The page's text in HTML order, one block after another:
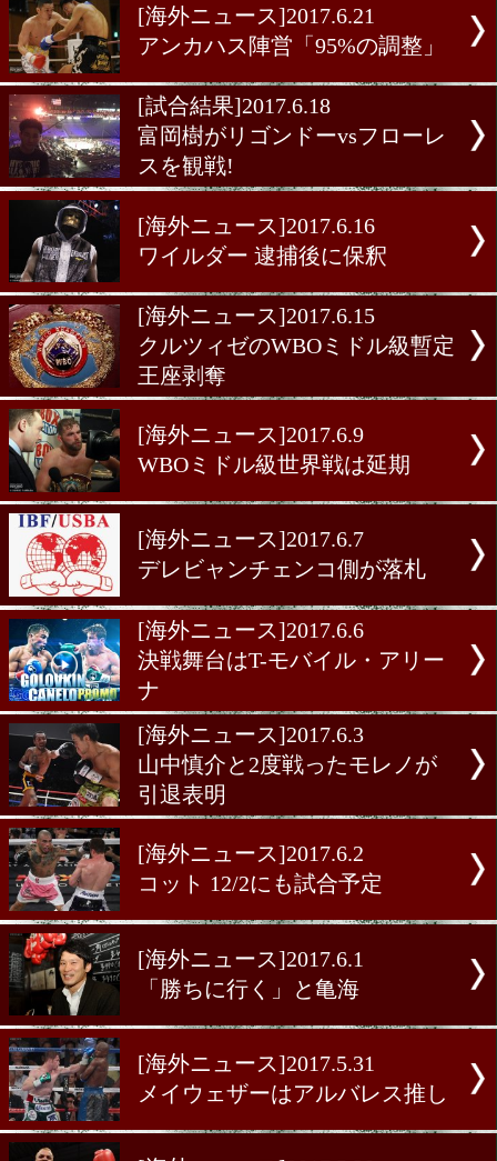
ミドル級頂上決戦 チケッ
$5000
[海外ニュース]2017.6.21
アンカハス陣営「95%の調
[試合結果]2017.6.18
スを観戦!
[海外ニュース]2017.6.16
ワイルダー 逮捕後に保釈
[海外ニュース]2017.6.15
クルツィゼのWBOミドル
王座剥奪
[海外ニュース]2017.6.9
WBOミドル級世界戦は延期
[海外ニュース]2017.6.7
デレビャンチェンコ側が落
[海外ニュース]2017.6.6
ナ
[海外ニュース]2017.6.3
山中慎介と2度戦ったモレ
引退表明